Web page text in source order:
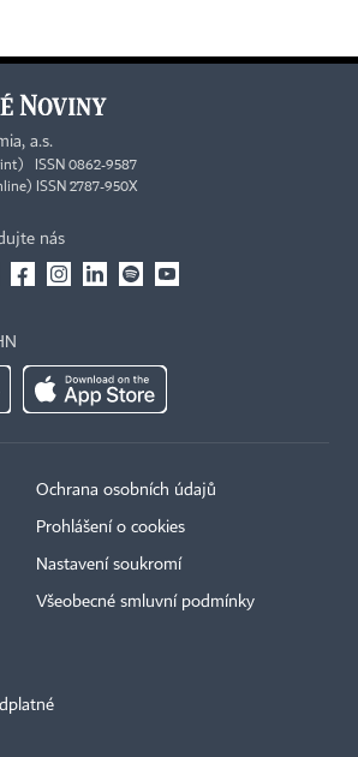
a.s.
ISSN 0862-9587
ISSN 2787-950X
nás
Ochrana osobních údajů
Prohlášení o cookies
Nastavení soukromí
Všeobecné smluvní podmínky